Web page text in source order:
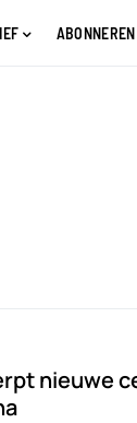
ABONNEREN
nieuwe